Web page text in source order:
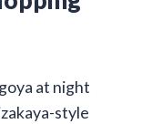
at night
style